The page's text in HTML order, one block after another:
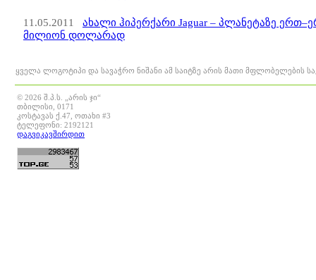
11.05.2011 ახალი ჰიპერქარი Jaguar – პლანეტაზე
მილიონ დოლარად
ყველა ლოგოტიპი და სავაჭრო ნიშანი ამ საიტზე არის მათი მფლობელების
© 2026 შ.პ.ს. „არის ჯი“
თბილისი, 0171
კოსტავას ქ.47, ოთახი #3
ტელეფონი: 2192121
დაგვიკავშირდით